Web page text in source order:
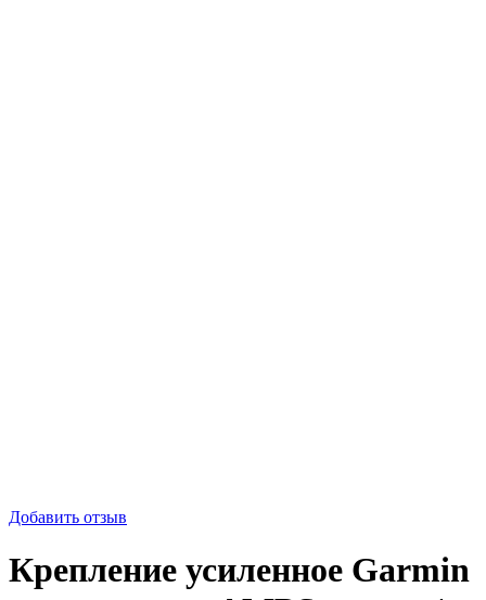
Добавить отзыв
Крепление усиленное Garmin